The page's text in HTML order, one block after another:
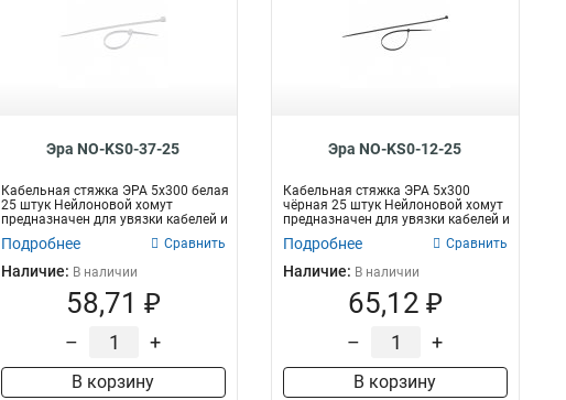
Эра NO-KS0-37-25
Кабельная стяжка ЭРА 5x300 белая
25 штук Нейлоновой хомут
предназначен для увязки кабелей и
Подробнее Сравнить
Наличие: В наличии
58,71 ₽
– +
В корзину
Эра NO-KS0-12-25
Кабельная стяжка ЭРА 5x300
чёрная 25 штук Нейлоновой хомут
предназначен для увязки кабелей и
Подробнее Сравнить
Наличие: В наличии
65,12 ₽
– +
В корзину